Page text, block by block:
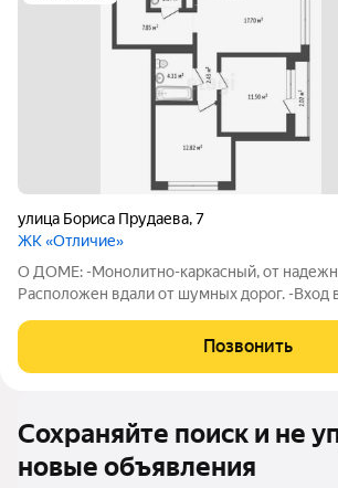
улица Бориса Прудаева,7
ЖК «Отличие»
О ДОМЕ: -Монолитно-каркасный, от
Расположен вдали от шумных дорог. -Вход
парк. -Благоустроенный двор с
детской площадкой.
Позвонить
Сохраняйте поиск и не
новые объявления